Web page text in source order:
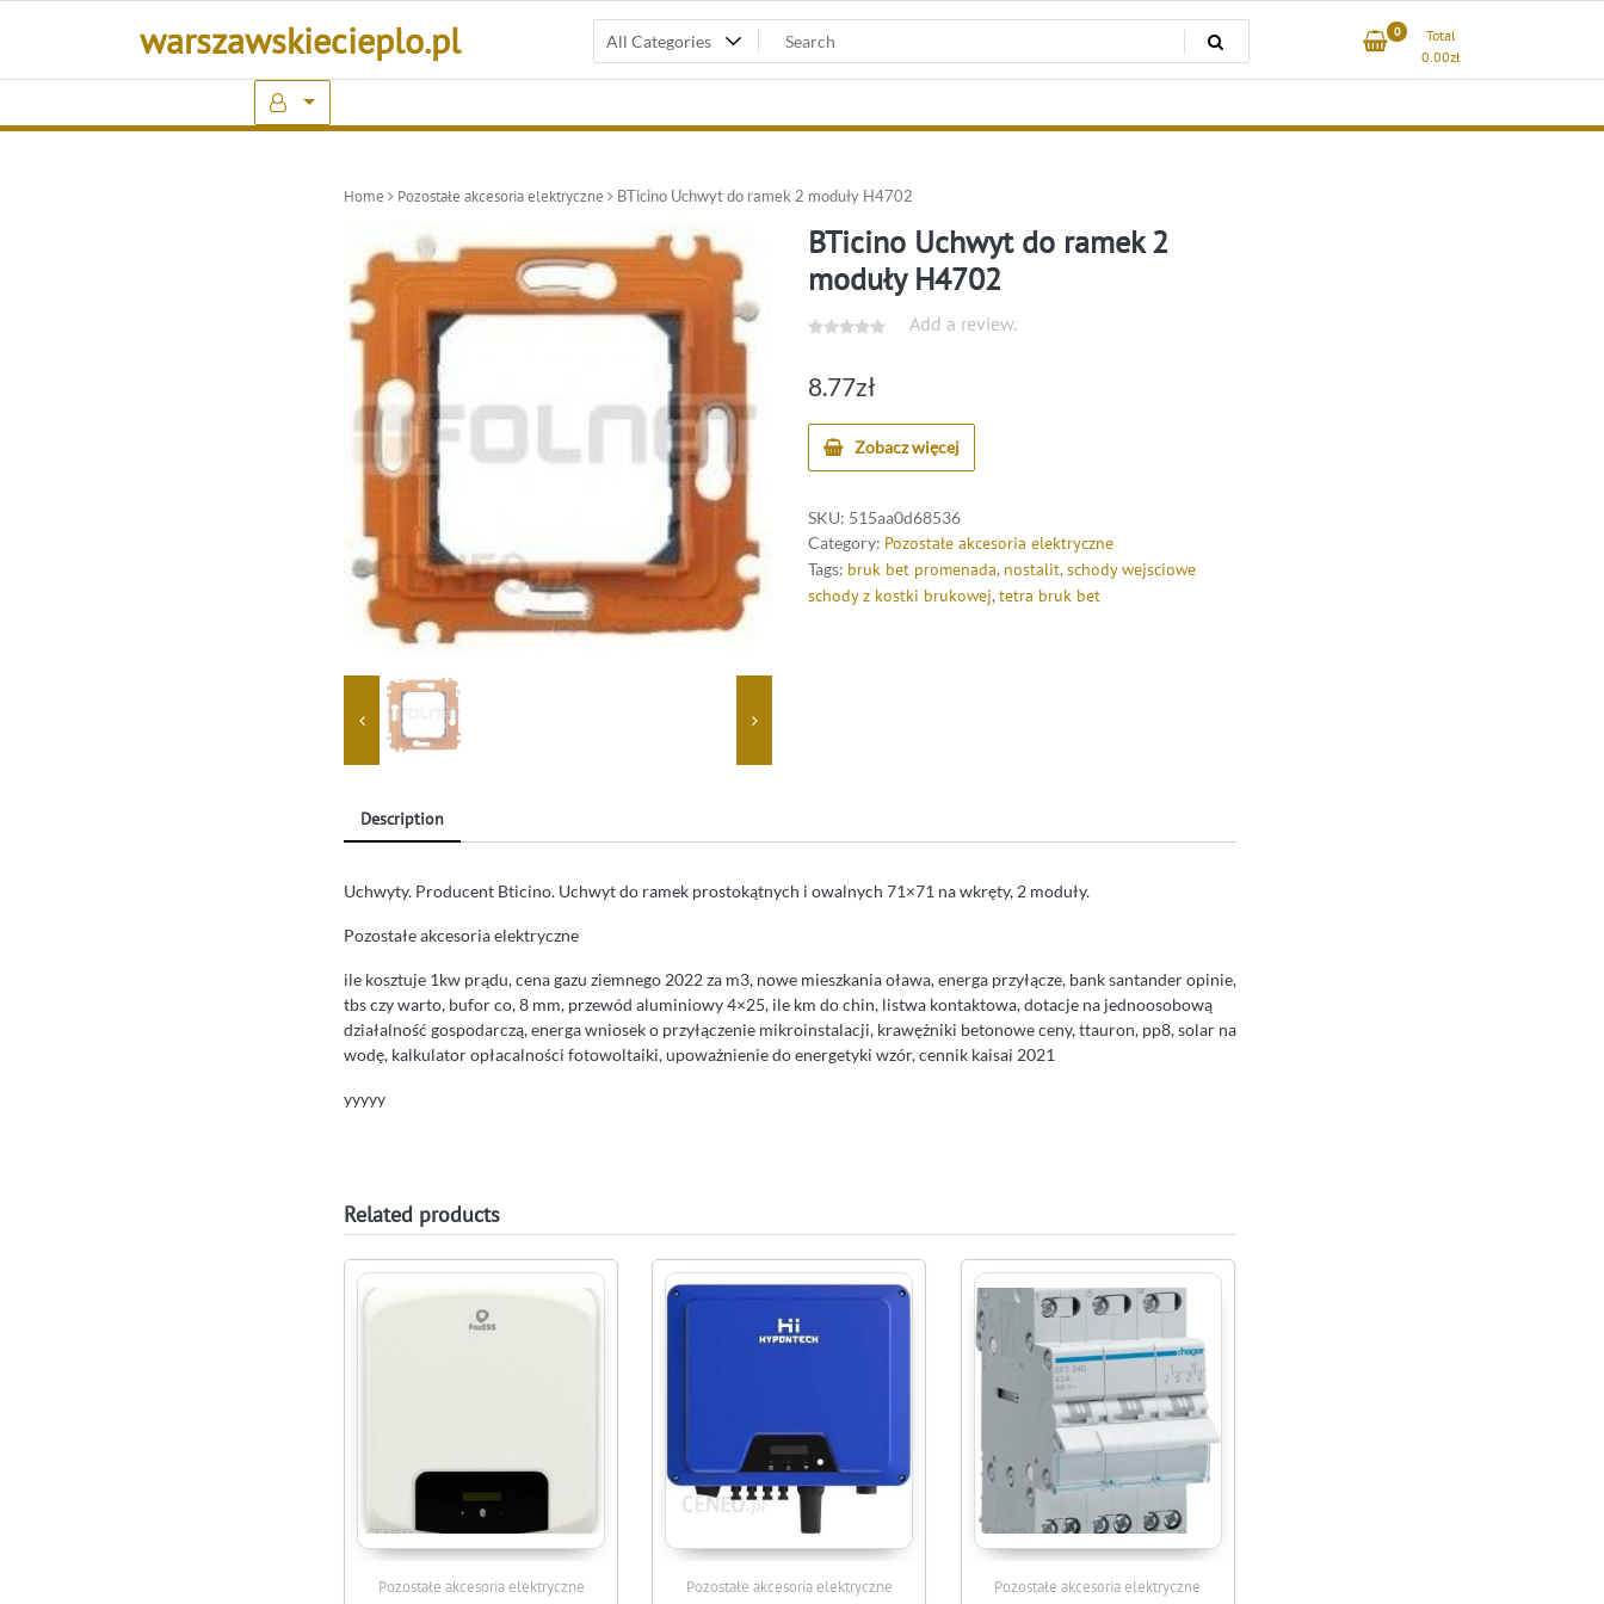
warszawskiecieplo.pl 0
Total
0.00zł
Home Pozostałe akcesoria elektryczne BTicino Uchwyt do ramek 2 moduły H4702
BTicino Uchwyt do ramek 2
moduły H4702
Add a review.
8.77zł
Zobacz więcej
SKU: 515aa0d68536
Category: Pozostałe akcesoria elektryczne
Tags: bruk bet promenada, nostalit, schody wejsciowe
schody z kostki brukowej, tetra bruk bet
Description
Uchwyty. Producent Bticino. Uchwyt do ramek prostokątnych i owalnych 71×71 na wkręty, 2 moduły.
Pozostałe akcesoria elektryczne
ile kosztuje 1kw prądu, cena gazu ziemnego 2022 za m3, nowe mieszkania oława, energa przyłącze, bank santander opinie,
tbs czy warto, bufor co, 8 mm, przewód aluminiowy 4×25, ile km do chin, listwa kontaktowa, dotacje na jednoosobową
działalność gospodarczą, energa wniosek o przyłączenie mikroinstalacji, krawężniki betonowe ceny, ttauron, pp8, solar na
wodę, kalkulator opłacalności fotowoltaiki, upoważnienie do energetyki wzór, cennik kaisai 2021
yyyyy
Related products
Pozostałe akcesoria elektryczne Pozostałe akcesoria elektryczne Pozostałe akcesoria elektryczne